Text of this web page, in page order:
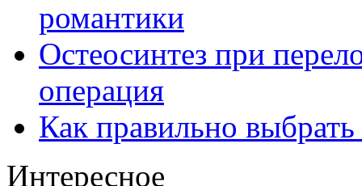
романтики
Остеосинтез при
операция
Как правильно
Интересное